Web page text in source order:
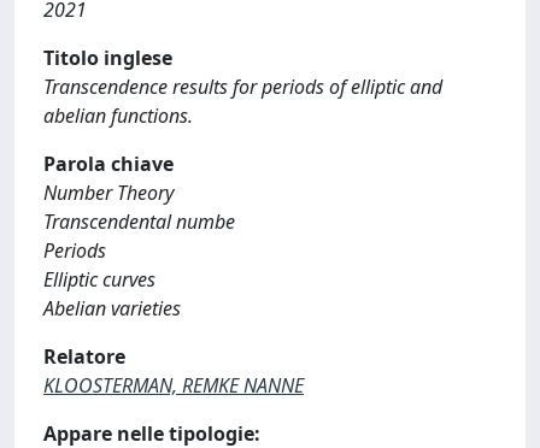
2021
Titolo inglese
Transcendence results for periods of elliptic and
abelian functions.
Parola chiave
Number Theory
Transcendental numbe
Periods
Elliptic curves
Abelian varieties
Relatore
KLOOSTERMAN, REMKE NANNE
Appare nelle tipologie: